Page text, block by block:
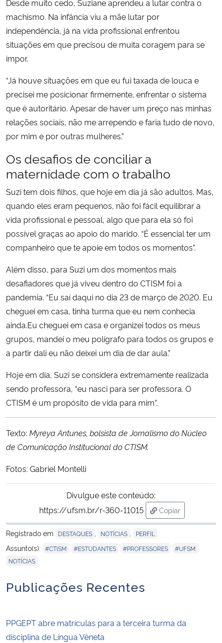
Desde muito cedo, Suziane aprendeu a lutar contra o
machismo. Na infância viu a mãe lutar por
independência, já na vida profissional enfrentou
situações em que precisou de muita coragem para se
impor.
“Já houve situações em que eu fui taxada de louca e
precisei me posicionar firmemente, enfrentar o sistema
que é autoritário. Apesar de haver um preço nas minhas
relações sociais, não me arrependo e faria tudo de novo,
por mim e por outras mulheres.”
Os desafios de conciliar a
maternidade com o trabalho
Suzi tem dois filhos, que hoje em dia já são adultos. Mas,
quando eles eram pequenos, não foi fácil equilibrar a
vida profissional e pessoal, algo que para ela só foi
possível graças ao apoio do marido. “É essencial ter um
companheiro que te apoie em todos os momentos”.
Além disso, para Suzi um dos momentos mais
desafiadores que já viveu dentro do CTISM foi a
pandemia. “Eu saí daqui no dia 23 de março de 2020. Eu
cheguei em casa, tinha turma que eu nem conhecia
ainda.Eu cheguei em casa e organizei todos os meus
grupos, mandei o meu polígrafo para todos os grupos e
a partir dali eu não deixei um dia de dar aula.”
Hoje em dia, Suzi se considera extremamente realizada
sendo professora, “eu nasci para ser professora. O
CTISM é um propósito de vida para mim”.
Texto: Myreya Antunes, bolsista de Jornalismo do Núcleo
de Comunicação Institucional do CTISM.
Fotos: Gabriel Montelli
Divulgue este conteúdo:
https://ufsm.br/r-360-11015
Copiar
para área de
Registrado em
DESTAQUES NOTÍCIAS PERFIL
Assunto(s): #CTISM #ESTUDANTES #PROFESSORES #UFSM
NOTÍCIAS
Publicações Recentes
PPGEPT abre matrículas para a terceira turma da
disciplina de Língua Vêneta